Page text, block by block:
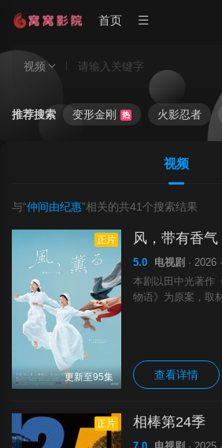
首页
视频
推荐搜索 变形金刚 热 火影忍者
视频
与“仲间由纪惠”相关的共41个搜索结果
正片
更新至95集
风，带有香气
5.0 电视剧 · 2026
本剧以田中光著作
物语》为原案，取
查看详情
正片 相棒第24季